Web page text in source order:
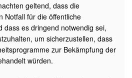
geltend, dass die
Notfall für die öffentliche
dass es dringend notwendig sei,
um sicherzustellen, dass
zur Bekämpfung der
würden.